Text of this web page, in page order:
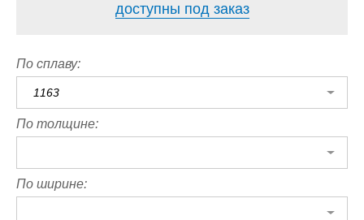
доступны под заказ
По сплаву:
1163
По толщине:
По ширине: